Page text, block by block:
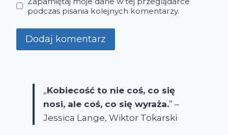
podczas pisania kolejnych komentarzy.
„Kobiecość to nie coś, co się
nosi, ale coś, co się wyraża.” –
Jessica Lange, Wiktor Tokarski